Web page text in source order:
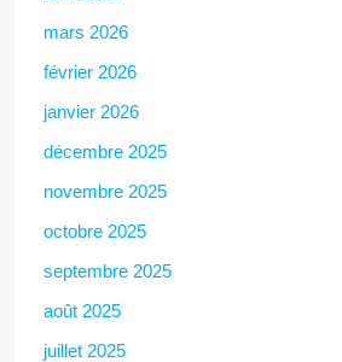
mars 2026
février 2026
janvier 2026
décembre 2025
novembre 2025
octobre 2025
septembre 2025
août 2025
juillet 2025